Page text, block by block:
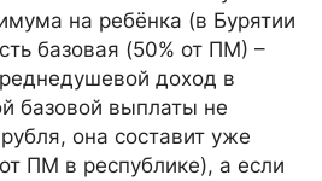
на ребёнка (в Бурятии
базовая (50% от ПМ) –
доход в
базовой выплаты не
она составит уже
ПМ в республике), а если